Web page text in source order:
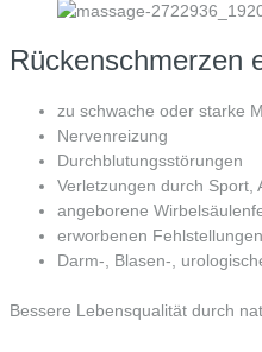
Rückenschmerzen
zu schwache oder starke
Nervenreizung
Durchblutungsstörungen
Verletzungen durch Sport,
angeborene
erworbenen
Darm-, Blasen-,
Bessere Lebensqualität durch